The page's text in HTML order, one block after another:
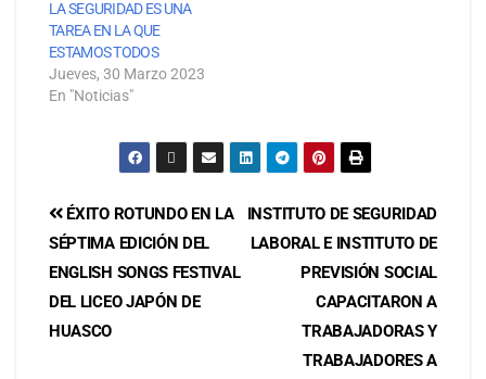
LA SEGURIDAD ES UNA
TAREA EN LA QUE
ESTAMOS TODOS
Jueves, 30 Marzo 2023
En "Noticias"
INSTITUTO DE SEGURIDAD
LABORAL E INSTITUTO DE
PREVISIÓN SOCIAL
CAPACITARON A
TRABAJADORAS Y
TRABAJADORES A
ÉXITO ROTUNDO EN LA
SÉPTIMA EDICIÓN DEL
ENGLISH SONGS FESTIVAL
DEL LICEO JAPÓN DE
HUASCO